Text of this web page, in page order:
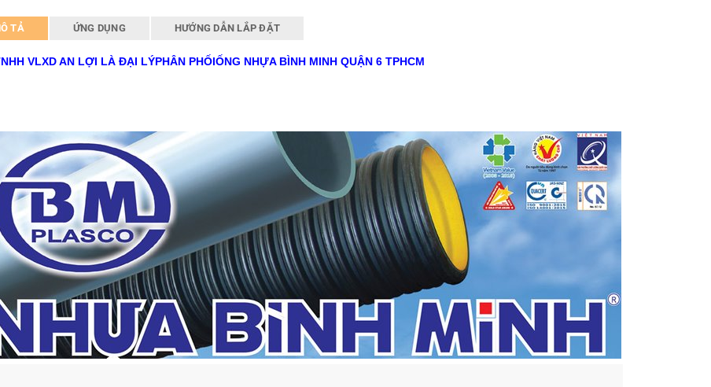
TẢ ỨNG DỤNG HƯỚNG DẪN LẮP ĐẶT
VLXD AN LỢI LÀ ĐẠI LÝPHÂN PHỐIỐNG NHỰA BÌNH MINH QUẬN 6 TPHCM